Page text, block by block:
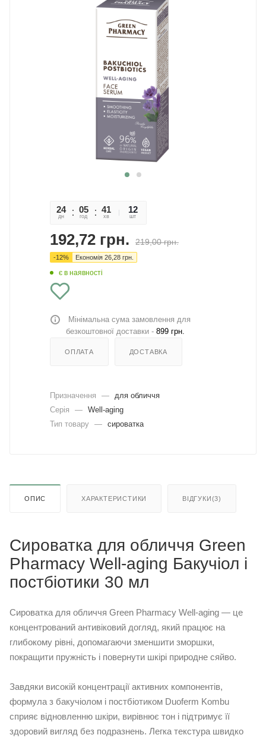
24
дн
05
год
41
хв
52
сек
12
шт
192,72 грн. 219,00грн.
-12% Економія 26,28 грн.
є в наявності
Мінімальна сума замовлення для
безкоштовної доставки - 899 грн.
ОПЛАТА ДОСТАВКА
Призначення —
для обличчя
Серія
— Well-aging
Тип товару — сироватка
ОПИС ХАРАКТЕРИСТИКИ ВІДГУКИ(3)
Сироватка для обличчя Green
Pharmacy Well-aging Бакучіол і
постбіотики 30 мл
Сироватка для обличчя Green Pharmacy Well-aging — це
концентрований антивіковий догляд, який працює на
глибокому рівні, допомагаючи зменшити зморшки,
покращити пружність і повернути шкірі природне сяйво.
Завдяки високій концентрації активних компонентів,
формула з бакучіолом і постбіотиком Duoferm Kombu
сприяє відновленню шкіри, вирівнює тон і підтримує її
здоровий вигляд без подразнень. Легка текстура швидко